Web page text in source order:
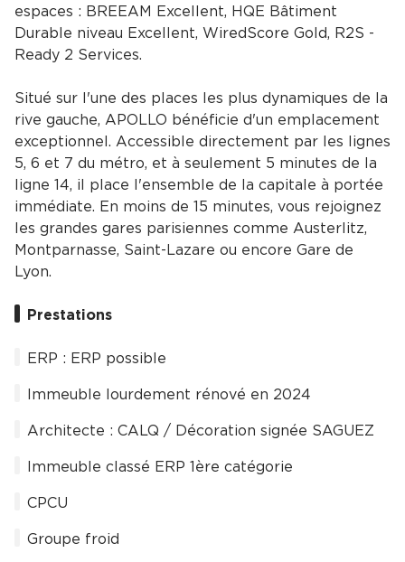
espaces : BREEAM Excellent, HQE Bâtiment
Durable niveau Excellent, WiredScore Gold, R2S -
Ready 2 Services.
Situé sur l'une des places les plus dynamiques de la
rive gauche, APOLLO bénéficie d'un emplacement
exceptionnel. Accessible directement par les lignes
5, 6 et 7 du métro, et à seulement 5 minutes de la
ligne 14, il place l'ensemble de la capitale à portée
immédiate. En moins de 15 minutes, vous rejoignez
les grandes gares parisiennes comme Austerlitz,
Montparnasse, Saint-Lazare ou encore Gare de
Lyon.
Prestations
ERP : ERP possible
Immeuble lourdement rénové en 2024
Architecte : CALQ / Décoration signée SAGUEZ
Immeuble classé ERP 1ère catégorie
CPCU
Groupe froid